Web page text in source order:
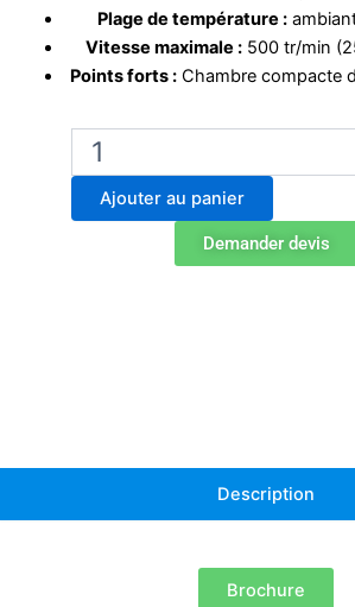
Plage de température :
Vitesse maximale :500 tr/min
Points forts :Chambre compacte
quantité
Incubateur
agitateur
Ajouter au panier
Demander devis
Description
Brochure